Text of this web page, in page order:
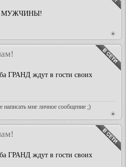
МУЖЧИНЫ!
ГРАНД ждут в гости своих
мне личное сообщение ;)
ГРАНД ждут в гости своих